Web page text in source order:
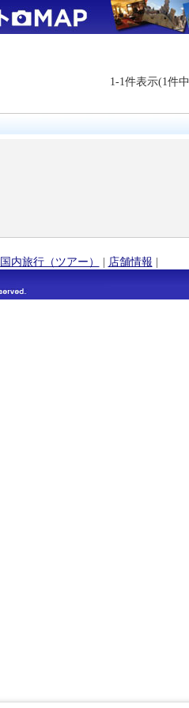
1-1件表示(1件
国内旅行（ツアー） | 店舗情報 |